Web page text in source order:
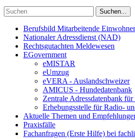
Berufsbild Mitarbeitende
Nationaler Adressdienst (NAD)
Rechtsgutachten Meldewesen
EGovernment
eMISTAR
eUmzug
eVERA - Auslandschweizer
AMICUS - Hundedatenbank
Zentrale Adressdatenbank
Erhebungsstelle für Radio-
Aktuelle Themen und
Praxisfälle
Fachanfragen (Erste Hilfe) bei